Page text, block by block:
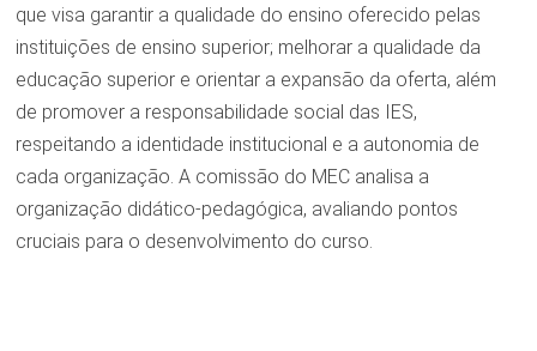
que visa garantir a qualidade do ensino oferecido pelas
instituições de ensino superior; melhorar a qualidade da
educação superior e orientar a expansão da oferta, além
de promover a responsabilidade social das IES,
respeitando a identidade institucional e a autonomia de
cada organização. A comissão do MEC analisa a
organização didático-pedagógica, avaliando pontos
cruciais para o desenvolvimento do curso.